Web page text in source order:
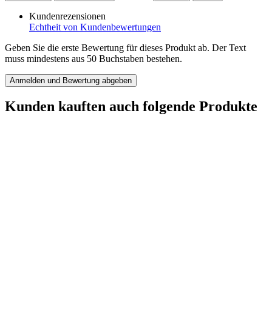
Kundenrezensionen
Echtheit von Kundenbewertungen
Geben Sie die erste Bewertung für dieses Produkt ab. Der Text
muss mindestens aus 50 Buchstaben bestehen.
Anmelden und Bewertung abgeben
Kunden kauften auch folgende Produkte